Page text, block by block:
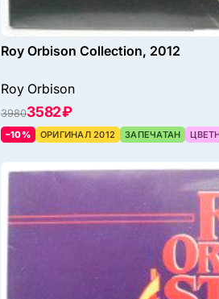
Roy Orbison Collection, 2012
Roy Orbison
39803582 ₽
–10% ОРИГИНАЛ 2012 ЗАПЕЧАТАН